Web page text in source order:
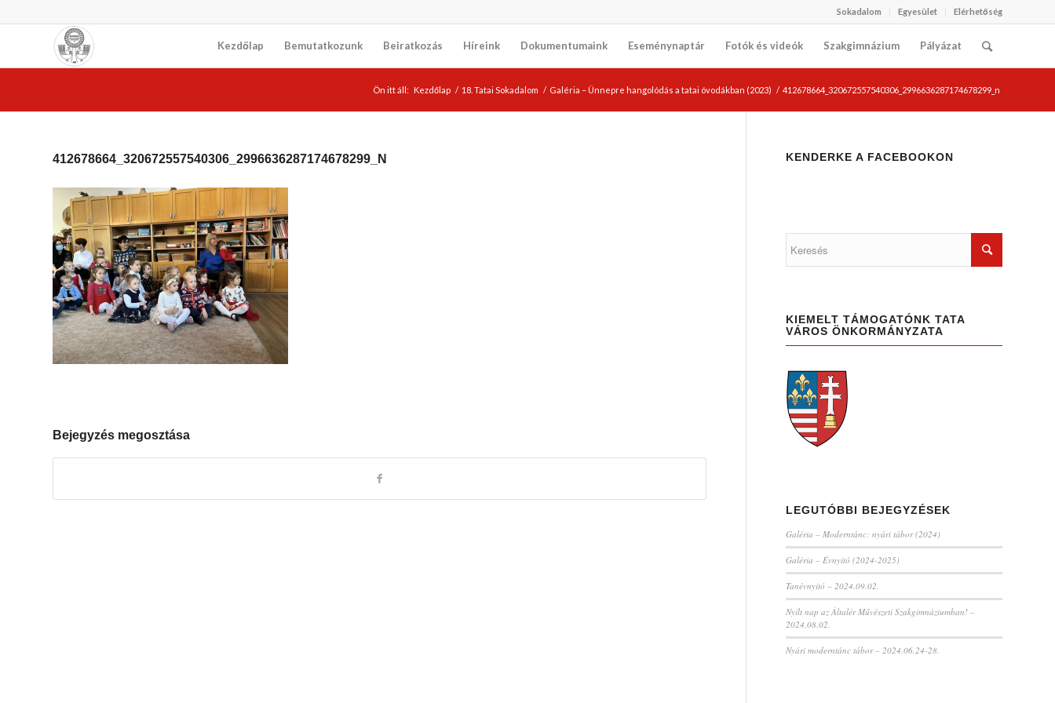
Sokadalom Egyesület Elérhetőség
Kezdőlap Bemutatkozunk Beiratkozás Híreink Dokumentumaink Eseménynaptár Fotók és videók Szakgimnázium Pályázat
Ön itt áll: Kezdőlap / 18. Tatai Sokadalom / Galéria – Ünnepre hangolódás a tatai óvodákban (2023) / 412678664_320672557540306_2996636287174678299_n
412678664_320672557540306_2996636287174678299_N
Bejegyzés megosztása
KENDERKE A FACEBOOKON
KIEMELT TÁMOGATÓNK TATA
VÁROS ÖNKORMÁNYZATA
LEGUTÓBBI BEJEGYZÉSEK
Galéria – Moderntánc: nyári tábor (2024)
Galéria – Évnyitó (2024-2025)
Tanévnyitó – 2024.09.02.
Nyílt nap az Általér Művészeti Szakgimnáziumban! –
2024.08.02.
Nyári moderntánc tábor – 2024.06.24-28.